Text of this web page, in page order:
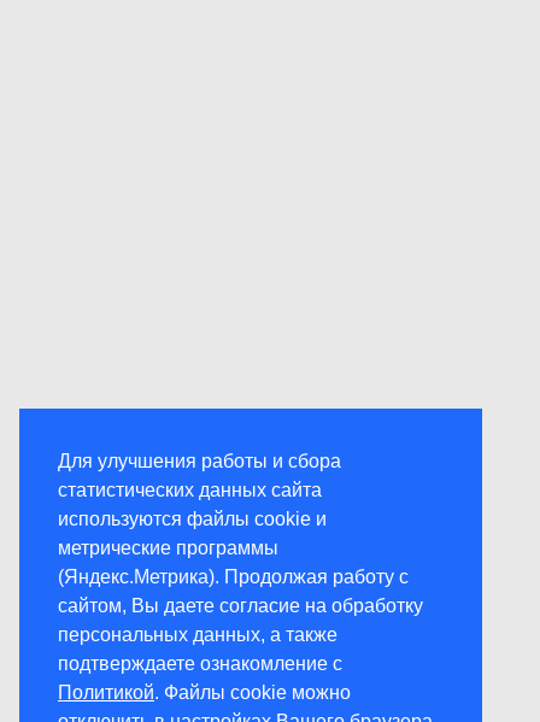
Для улучшения работы и сбора
статистических данных сайта
используются файлы cookie и
метрические программы
(Яндекс.Метрика). Продолжая работу с
сайтом, Вы даете согласие на обработку
персональных данных, а также
подтверждаете ознакомление с
Политикой. Файлы cookie можно